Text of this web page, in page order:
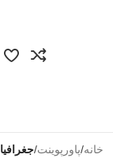
خانه/پاورپوینت/جغرافیا